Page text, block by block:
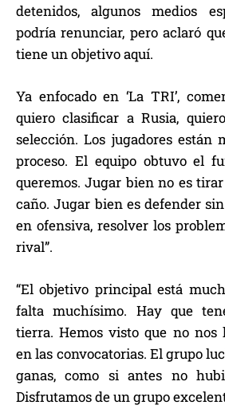
detenidos, algunos medios
podría renunciar, pero aclaró
tiene un objetivo aquí.
Ya enfocado en ‘La TRI’,
quiero clasificar a Rusia,
selección. Los jugadores están
proceso. El equipo obtuvo el
queremos. Jugar bien no es
caño. Jugar bien es defender
en ofensiva, resolver los
rival”.
“El objetivo principal está
falta muchísimo. Hay que
tierra. Hemos visto que no nos
en las convocatorias. El grupo
ganas, como si antes no
Disfrutamos de un grupo